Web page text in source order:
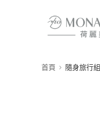
首頁 隨身旅行組